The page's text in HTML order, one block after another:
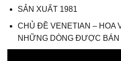
SẢN XUẤT 1981
CHỦ ĐỀ VENETIAN – HOA
NHỮNG DÒNG ĐƯỢC BÁN